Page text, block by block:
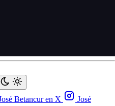
Betancur en X José